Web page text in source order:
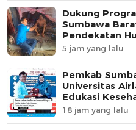
Dukung
Sumbawa
Pendekatan
5 jam yang lalu
Pemkab
Universitas
Edukasi
Kehidupan
18 jam yang lalu